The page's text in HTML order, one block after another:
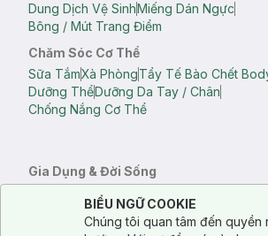
Dung Dịch Vệ SinhMiếng Dán Ngực
Bông / Mút Trang Điểm
Chăm Sóc Cơ Thể
Sữa TắmXà PhòngTẩy Tế Bào Chết
Dưỡng ThểDưỡng Da Tay / Chân
Chống Nắng Cơ Thể
Gia Dụng & Đời Sống
Bông Tắm / Phụ Kiện Tắm
Phụ Kiện Điện Thoại Quạt Cầm Tay / Quạt
Khử Mùi / Làm Thơm PhòngNước Giặt
Cookie Consent
Notice about cookies usage
BIỂU NGỮ COOKIE
Chúng tôi quan tâm đến